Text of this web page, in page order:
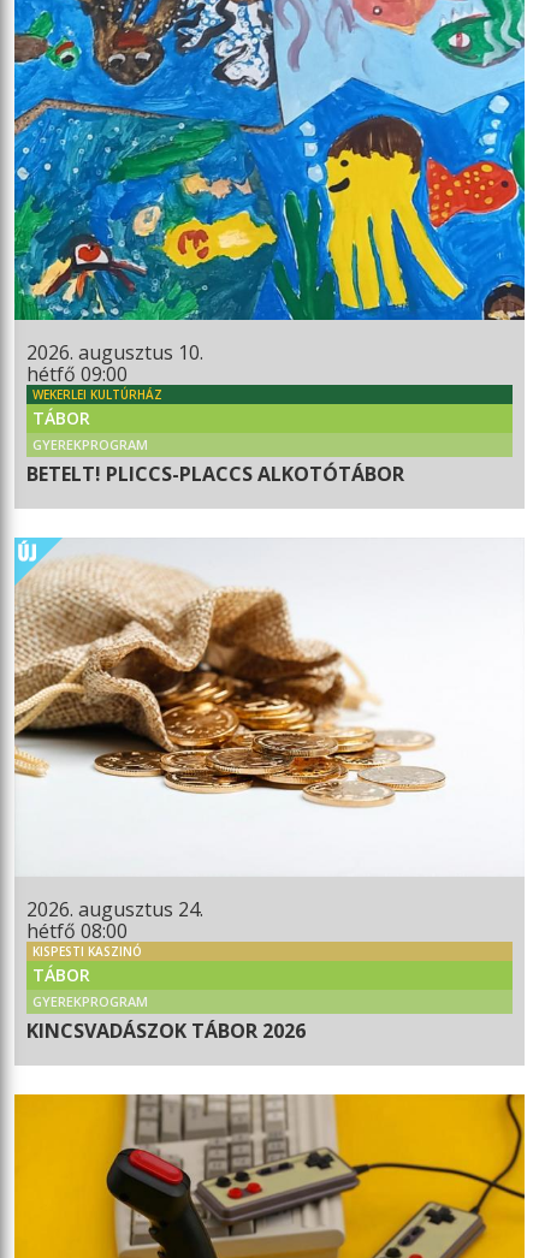
2026. augusztus 10.
hétfő 09:00
WEKERLEI KULTÚRHÁZ
TÁBOR
GYEREKPROGRAM
BETELT! PLICCS-PLACCS ALKOTÓTÁBOR
2026. augusztus 24.
hétfő 08:00
KISPESTI KASZINÓ
TÁBOR
GYEREKPROGRAM
KINCSVADÁSZOK TÁBOR 2026